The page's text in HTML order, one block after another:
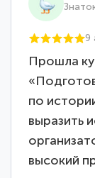
9
Прошла
по
выразить
высокий